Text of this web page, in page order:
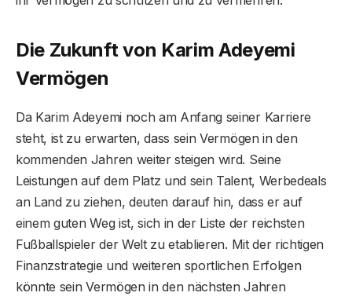
Die Zukunft von Karim Adeyemi
Vermögen
Da Karim Adeyemi noch am Anfang seiner Karriere
steht, ist zu erwarten, dass sein Vermögen in den
kommenden Jahren weiter steigen wird. Seine
Leistungen auf dem Platz und sein Talent, Werbedeals
an Land zu ziehen, deuten darauf hin, dass er auf
einem guten Weg ist, sich in der Liste der reichsten
Fußballspieler der Welt zu etablieren. Mit der richtigen
Finanzstrategie und weiteren sportlichen Erfolgen
könnte sein Vermögen in den nächsten Jahren